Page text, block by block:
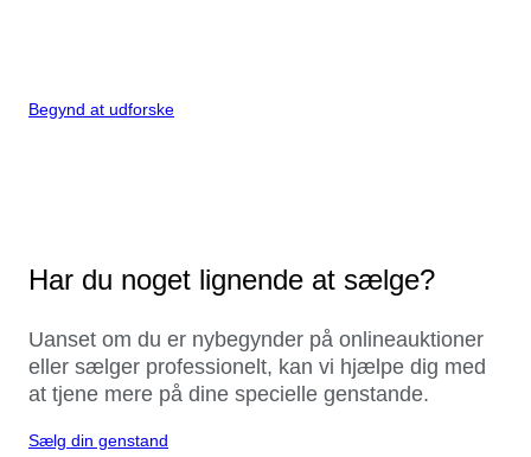
Begynd at udforske
Har du noget lignende at sælge?
Uanset om du er nybegynder på onlineauktioner
eller sælger professionelt, kan vi hjælpe dig med
at tjene mere på dine specielle genstande.
Sælg din genstand